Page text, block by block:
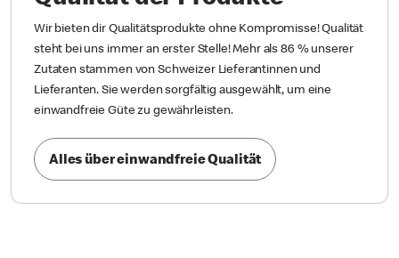
Wir bieten dir Qualitätsprodukte ohne Kompromisse! Qualität
steht bei uns immer an erster Stelle! Mehr als 86 % unserer
Zutaten stammen von Schweizer Lieferantinnen und
Lieferanten. Sie werden sorgfältig ausgewählt, um eine
einwandfreie Güte zu gewährleisten.
Alles über einwandfreie Qualität